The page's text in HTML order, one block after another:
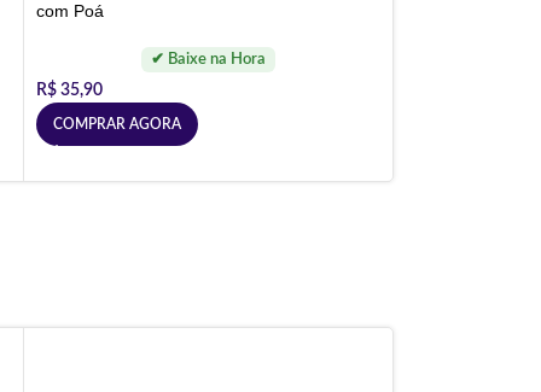
com Poá
R$ 35,90
COMPRAR AGORA